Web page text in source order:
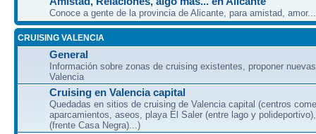
Conoce a gente de la provincia de Alicante, para amistad,
CRUISING VALENCIA
General
Información sobre zonas de cruising existentes, proponer
Valencia
Cruising en Valencia capital
Quedadas en sitios de cruising de Valencia capital (centros
aparcamientos, aseos, playa El Saler (entre lago y
(frente Casa Negra)...)